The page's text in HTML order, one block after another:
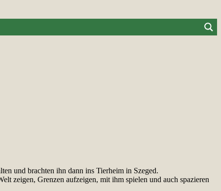
und brachten ihn dann ins Tierheim in Szeged.
zeigen, Grenzen aufzeigen, mit ihm spielen und auch spazieren